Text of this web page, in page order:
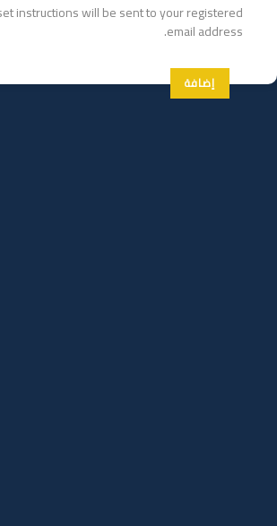
instructions will be sent to your registered
email address.